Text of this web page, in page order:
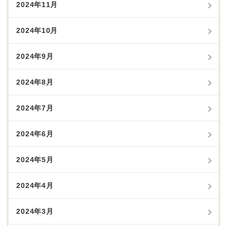
2024年11月
2024年10月
2024年9月
2024年8月
2024年7月
2024年6月
2024年5月
2024年4月
2024年3月